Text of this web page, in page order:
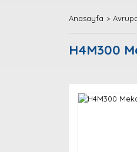
Anasayfa
H4M300